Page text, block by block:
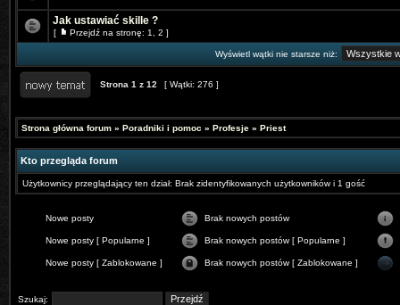
Jak ustawiać skille ?
[ Przejdź na stronę: 1 2 ]
Wyświetl wątki nie starsze niż:
Strona 1 z 12 [ Wątki: 276 ]
Strona główna forum » Poradniki i pomoc » Profesje » Priest
Kto przegląda forum
Użytkownicy przeglądający ten dział: Brak zidentyfikowanych użytkowników i 1 gość
Nowe posty Brak nowych postów
Nowe posty [ Popularne ] Brak nowych postów [ Popularne ]
Nowe posty [ Zablokowane ] Brak nowych postów [ Zablokowane ]
Szukaj: